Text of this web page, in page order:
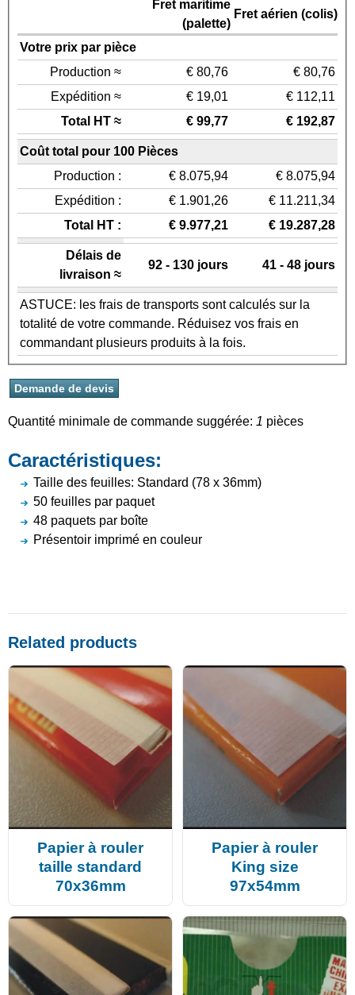
Fret maritime
(palette)
Fret aérien (colis)
Votre prix par pièce
Production ≈
€ 80,76
€ 80,76
Expédition ≈
€ 19,01
€ 112,11
Total HT ≈
€ 99,77 € 192,87
Coût total pour 100 Pièces
Production :
€ 8.075,94
€ 8.075,94
Expédition :
€ 1.901,26
€ 11.211,34
Total HT :
€ 9.977,21 € 19.287,28
Délais de
livraison ≈
92 - 130 jours 41 - 48 jours
ASTUCE: les frais de transports sont calculés sur la
totalité de votre commande. Réduisez vos frais en
commandant plusieurs produits à la fois.
Quantité minimale de commande suggérée: 1 pièces
Caractéristiques:
Taille des feuilles: Standard (78 x 36mm)
50 feuilles par paquet
48 paquets par boîte
Présentoir imprimé en couleur
Related products
Papier à rouler
taille standard
70x36mm
Papier à rouler
King size
97x54mm